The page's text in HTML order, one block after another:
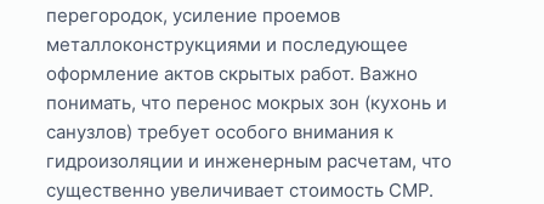
перегородок, усиление проемов
металлоконструкциями и последующее
оформление актов скрытых работ. Важно
понимать, что перенос мокрых зон (кухонь и
санузлов) требует особого внимания к
гидроизоляции и инженерным расчетам, что
существенно увеличивает стоимость СМР.